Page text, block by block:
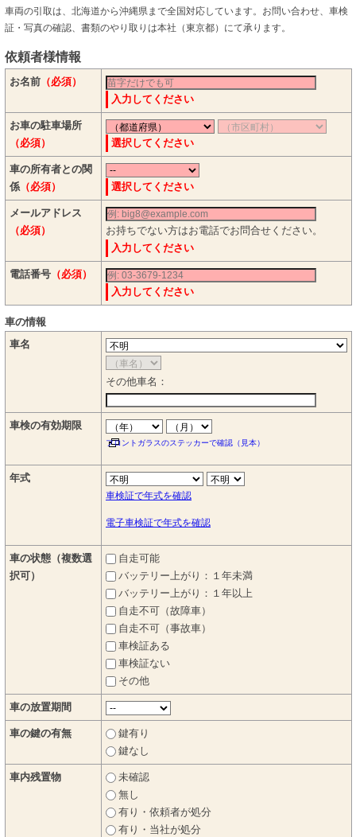
車両の引取は、北海道から沖縄県まで全国対応しています。お問い合わせ、車検
証・写真の確認、書類のやり取りは本社（東京都）にて承ります。
依頼者様情報
お名前 （必須）
入力してください
お車の駐車場所
（必須）
選択してください
車の所有者との関
係 （必須） 選択してください
メールアドレス
（必須）
お持ちでない方はお電話でお問合せください。
入力してください
電話番号 （必須）
入力してください
車の情報
車名
その他車名：
車検の有効期限
フロントガラスのステッカーで確認（見本）
年式
車検証で年式を確認
電子車検証で年式を確認
車の状態（複数選
択可）
自走可能
バッテリー上がり：１年未満
バッテリー上がり：１年以上
自走不可（故障車）
自走不可（事故車）
車検証ある
車検証ない
その他
車の放置期間
車の鍵の有無
鍵有り
鍵なし
車内残置物
未確認
無し
有り・依頼者が処分
有り・当社が処分